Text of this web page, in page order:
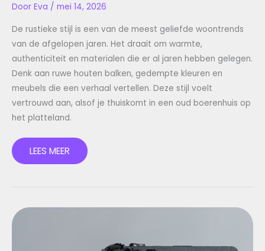
Door Eva / mei 14, 2026
De rustieke stijl is een van de meest geliefde woontrends
van de afgelopen jaren. Het draait om warmte,
authenticiteit en materialen die er al jaren hebben gelegen.
Denk aan ruwe houten balken, gedempte kleuren en
meubels die een verhaal vertellen. Deze stijl voelt
vertrouwd aan, alsof je thuiskomt in een oud boerenhuis op
het platteland.
LEES MEER
BEWEGINGSSENSOR